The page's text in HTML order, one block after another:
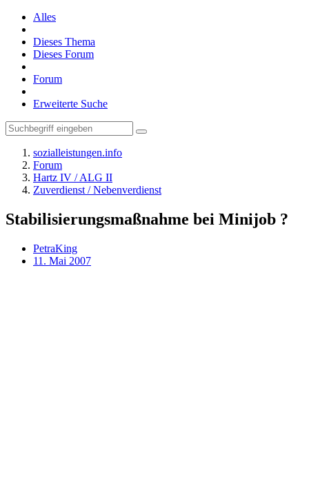
Alles
Dieses Thema
Dieses Forum
Forum
Erweiterte Suche
sozialleistungen.info
Forum
Hartz IV / ALG II
Zuverdienst / Nebenverdienst
Stabilisierungsmaßnahme bei Minijob ?
PetraKing
11. Mai 2007